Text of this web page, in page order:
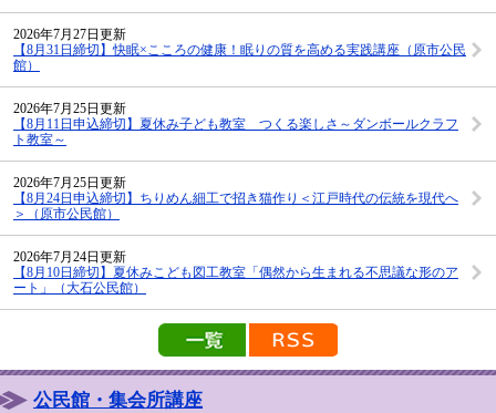
2026年7月27日更新
【8月31日締切】快眠×こころの健康！眠りの質を高める実践講座（原市公民
館）
2026年7月25日更新
【8月11日申込締切】夏休み子ども教室 つくる楽しさ～ダンボールクラフ
ト教室～
2026年7月25日更新
【8月24日申込締切】ちりめん細工で招き猫作り＜江戸時代の伝統を現代へ
＞（原市公民館）
2026年7月24日更新
【8月10日締切】夏休みこども図工教室「偶然から生まれる不思議な形のア
ート」（大石公民館）
新着情報の一覧を見る
公民館・集会所講座